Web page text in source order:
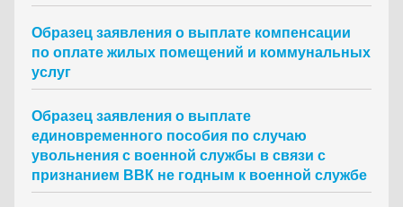
Образец заявления о выплате компенсации
по оплате жилых помещений и коммунальных
услуг
Образец заявления о выплате
единовременного пособия по случаю
увольнения с военной службы в связи с
признанием ВВК не годным к военной службе